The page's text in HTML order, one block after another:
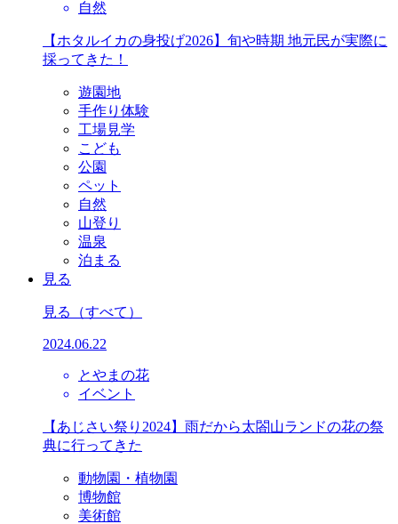
自然
【ホタルイカの身投げ2026】旬や時期 地元民が実際に
採ってきた！
遊園地
手作り体験
工場見学
こども
公園
ペット
自然
山登り
温泉
泊まる
見る
見る （すべて）
2024.06.22
とやまの花
イベント
【あじさい祭り2024】雨だから太閤山ランドの花の祭
典に行ってきた
動物園・植物園
博物館
美術館